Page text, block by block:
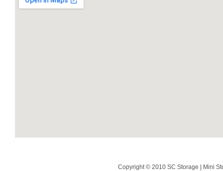
Copyright © 2010 SC Storage | Mini